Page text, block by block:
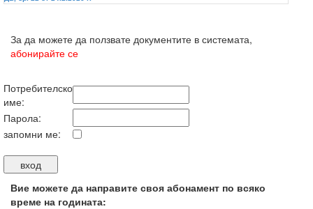
За да можете да ползвате документите в системата,
абонирайте се
Потребителско
име:
Парола:
запомни ме:
Вие можете да направите своя абонамент по всяко
време на годината: